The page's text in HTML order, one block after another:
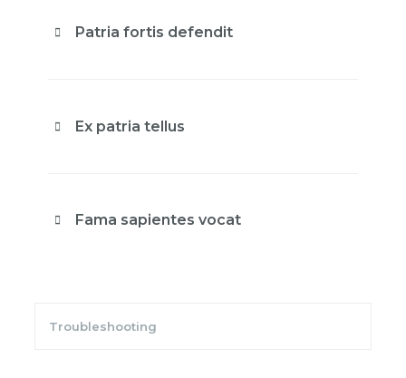
Patria fortis defendit
Ex patria tellus
Fama sapientes vocat
Troubleshooting